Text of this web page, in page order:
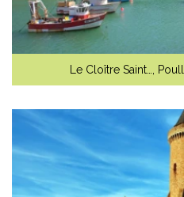
Le Cloître Saint…,